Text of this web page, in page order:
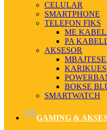
CELULAR
SMARTPHONE
TELEFON FIKS
ME
PA
AKSESOR
KARIKUES
BOKSE
SMARTWATCH
GAMING &